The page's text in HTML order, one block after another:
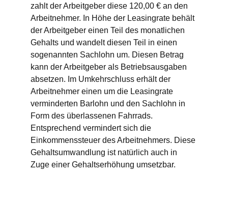
zahlt der Arbeitgeber diese 120,00 € an den
Arbeitnehmer. In Höhe der Leasingrate behält
der Arbeitgeber einen Teil des monatlichen
Gehalts und wandelt diesen Teil in einen
sogenannten Sachlohn um. Diesen Betrag
kann der Arbeitgeber als Betriebsausgaben
absetzen. Im Umkehrschluss erhält der
Arbeitnehmer einen um die Leasingrate
verminderten Barlohn und den Sachlohn in
Form des überlassenen Fahrrads.
Entsprechend vermindert sich die
Einkommenssteuer des Arbeitnehmers. Diese
Gehaltsumwandlung ist natürlich auch in
Zuge einer Gehaltserhöhung umsetzbar.